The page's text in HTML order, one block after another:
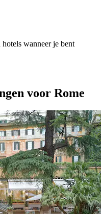
wanneer je bent
voor Rome